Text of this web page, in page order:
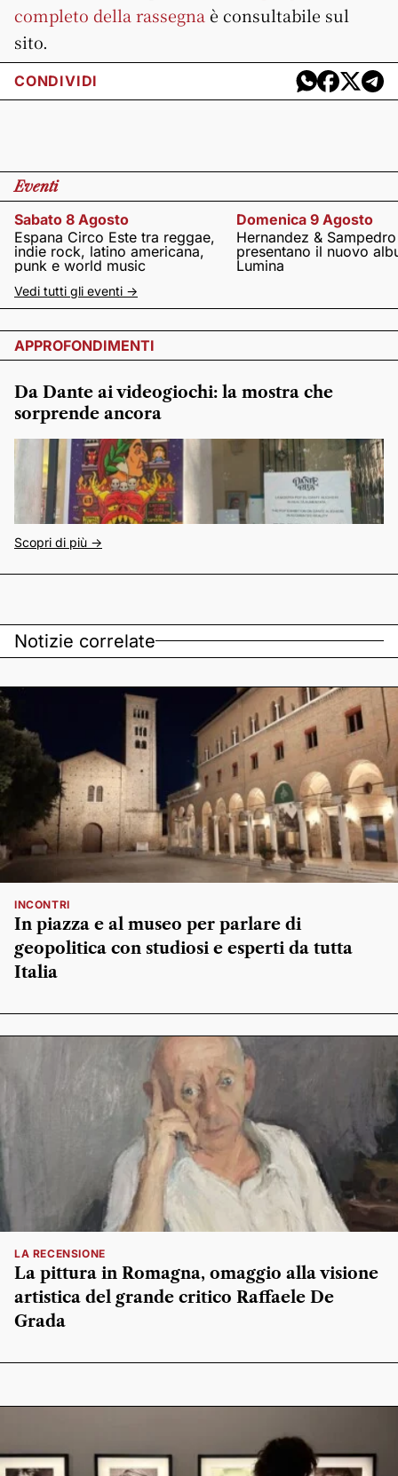
completo della rassegna è consultabile sul
sito.
CONDIVIDI
Eventi
Sabato 8 Agosto
Espana Circo Este tra reggae,
indie rock, latino americana,
punk e world music
Domenica 9 Agosto
Hernandez & Sampedro
presentano il nuovo
Lumina
Vedi tutti gli eventi ->
APPROFONDIMENTI
Da Dante ai videogiochi: la mostra che
sorprende ancora
Scopri di più ->
Notizie correlate
INCONTRI
In piazza e al museo per parlare di
geopolitica con studiosi e esperti da tutta
Italia
LA RECENSIONE
La pittura in Romagna, omaggio alla visione
artistica del grande critico Raffaele De
Grada